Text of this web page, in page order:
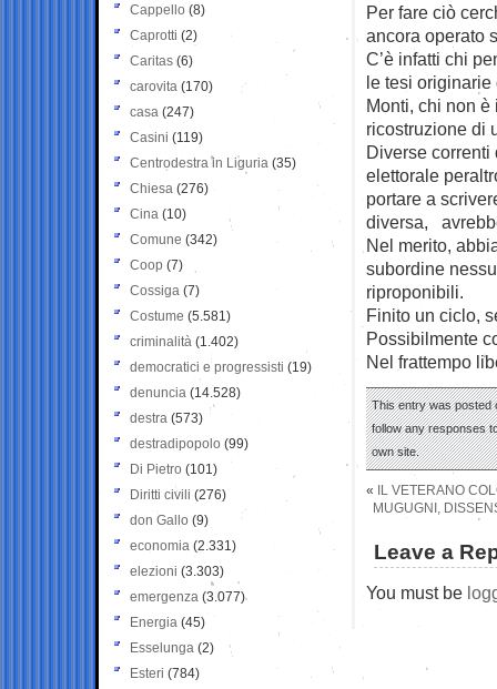
Per fare ciò
ancora operato
C’è infatti chi
le tesi
Monti, chi non
ricostruzione di
Diverse correnti
elettorale
portare a
diversa,
Nel merito,
subordine
riproponibili.
Finito un ciclo,
Possibilmente
Nel frattempo
This entry was posted
follow any responses
own site.
«
IL VETERANO
MUGUGNI,
Leave a
You must be
Cappello (8)
Caprotti (2)
Caritas (6)
carovita (170)
casa (247)
Casini (119)
Centrodestra in Liguria (35)
Chiesa (276)
Cina (10)
Comune (342)
Coop (7)
Cossiga (7)
Costume (5.581)
criminalità (1.402)
democratici e progressisti (19)
denuncia (14.528)
destra (573)
destradipopolo (99)
Di Pietro (101)
Diritti civili (276)
don Gallo (9)
economia (2.331)
elezioni (3.303)
emergenza (3.077)
Energia (45)
Esselunga (2)
Esteri (784)